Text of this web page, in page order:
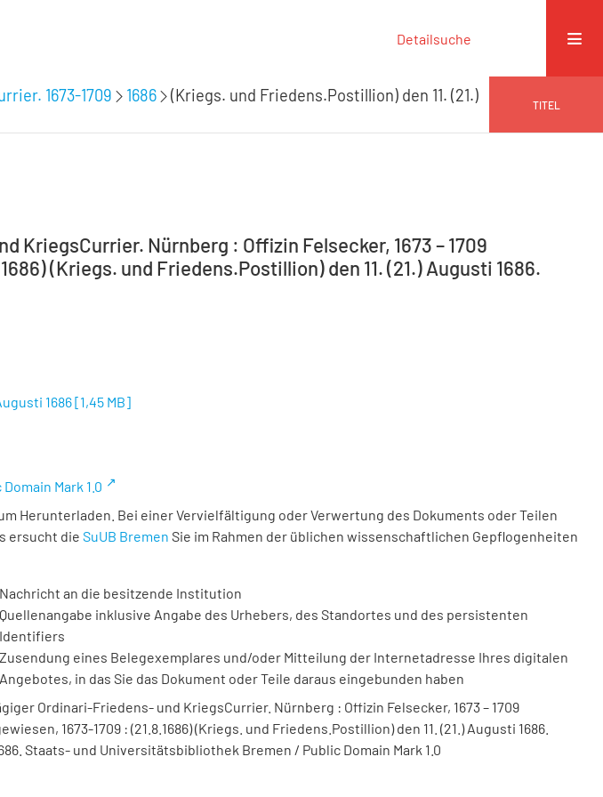
Detailsuche
1673-1709 1686
(Kriegs. und Friedens.Postillion) den 11. (21.)
TITEL
KriegsCurrier. Nürnberg : Offizin Felsecker, 1673 – 1709
(Kriegs. und Friedens.Postillion) den 11. (21.) Augusti 1686.
1686[1,45 MB]
Mark 1.0
Herunterladen. Bei einer Vervielfältigung oder Verwertung des Dokuments oder Teilen
ersucht die SuUB Bremen Sie im Rahmen der üblichen wissenschaftlichen Gepflogenheiten
Nachricht an die besitzende Institution
Quellenangabe inklusive Angabe des Urhebers, des Standortes und des persistenten
Identifiers
Zusendung eines Belegexemplares und/oder Mitteilung der Internetadresse Ihres digitalen
Angebotes, in das Sie das Dokument oder Teile daraus eingebunden haben
Ordinari-Friedens- und KriegsCurrier. Nürnberg : Offizin Felsecker, 1673 – 1709
1673-1709 : (21.8.1686) (Kriegs. und Friedens.Postillion) den 11. (21.) Augusti 1686.
Staats- und Universitätsbibliothek Bremen / Public Domain Mark 1.0